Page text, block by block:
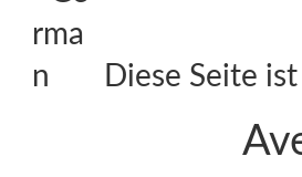
Diese Seite